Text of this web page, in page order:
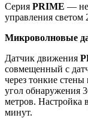
Серия PRIME —
управления светом
Микроволновые
Датчик движения
совмещенный с
через тонкие
угол обнаружения
метров. Настройка
минут.